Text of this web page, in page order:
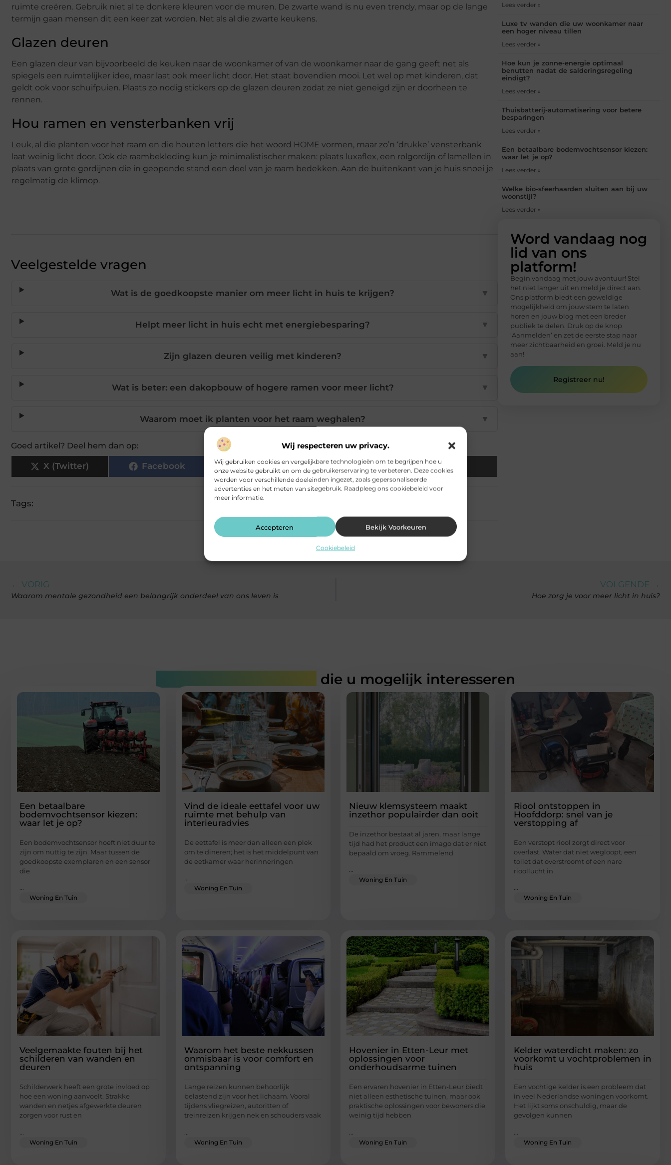
Wij respecteren uw privacy.
Wij gebruiken cookies en vergelijkbare technologieën om te begrijpen hoe u
onze website gebruikt en om de gebruikerservaring te verbeteren. Deze cookies
worden voor verschillende doeleinden ingezet, zoals gepersonaliseerde
advertenties en het meten van sitegebruik. Raadpleeg ons cookiebeleid voor
meer informatie.
Accepteren Bekijk Voorkeuren
Cookiebeleid
ruimte creëren. Gebruik niet al te donkere kleuren voor de muren. De zwarte wand is nu even trendy, maar op de lange
termijn gaan mensen dit een keer zat worden. Net als al die zwarte keukens.
Glazen deuren
Een glazen deur van bijvoorbeeld de keuken naar de woonkamer of van de woonkamer naar de gang geeft net als
spiegels een ruimtelijker idee, maar laat ook meer licht door. Het staat bovendien mooi. Let wel op met kinderen, dat
geldt ook voor schuifpuien. Plaats zo nodig stickers op de glazen deuren zodat ze niet geneigd zijn er doorheen te
rennen.
Hou ramen en vensterbanken vrij
Leuk, al die planten voor het raam en die houten letters die het woord HOME vormen, maar zo’n ‘drukke’ vensterbank
laat weinig licht door. Ook de raambekleding kun je minimalistischer maken: plaats luxaflex, een rolgordijn of lamellen in
plaats van grote gordijnen die in geopende stand een deel van je raam bedekken. Aan de buitenkant van je huis snoei je
regelmatig de klimop.
Veelgestelde vragen
Wat is de goedkoopste manier om meer licht in huis te krijgen? ▼
Helpt meer licht in huis echt met energiebesparing? ▼
Zijn glazen deuren veilig met kinderen? ▼
Wat is beter: een dakopbouw of hogere ramen voor meer licht? ▼
Waarom moet ik planten voor het raam weghalen? ▼
Goed artikel? Deel hem dan op:
X (Twitter) Facebook Pinterest LinkedIn Email
Tags:
Lees verder »
Luxe tv wanden die uw woonkamer naar
een hoger niveau tillen
Lees verder »
Hoe kun je zonne-energie optimaal
benutten nadat de salderingsregeling
eindigt?
Lees verder »
Thuisbatterij-automatisering voor betere
besparingen
Lees verder »
Een betaalbare bodemvochtsensor kiezen:
waar let je op?
Lees verder »
Welke bio-sfeerhaarden sluiten aan bij uw
woonstijl?
Lees verder »
Word vandaag nog
lid van ons
platform!
Begin vandaag met jouw avontuur! Stel
het niet langer uit en meld je direct aan.
Ons platform biedt een geweldige
mogelijkheid om jouw stem te laten
horen en jouw blog met een breder
publiek te delen. Druk op de knop
‘Aanmelden’ en zet de eerste stap naar
meer zichtbaarheid en groei. Meld je nu
aan!
Registreer nu!
← VORIG
Waarom mentale gezondheid een belangrijk onderdeel van ons leven is
VOLGENDE →
Hoe zorg je voor meer licht in huis?
die u mogelijk interesseren
Een betaalbare
bodemvochtsensor kiezen:
waar let je op?
Een bodemvochtsensor hoeft niet duur te
zijn om nuttig te zijn. Maar tussen de
goedkoopste exemplaren en een sensor
die
...
Woning En Tuin
Vind de ideale eettafel voor uw
ruimte met behulp van
interieuradvies
De eettafel is meer dan alleen een plek
om te dineren; het is het middelpunt van
de eetkamer waar herinneringen
...
Woning En Tuin
Nieuw klemsysteem maakt
inzethor populairder dan ooit
De inzethor bestaat al jaren, maar lange
tijd had het product een imago dat er niet
bepaald om vroeg. Rammelend
...
Woning En Tuin
Riool ontstoppen in
Hoofddorp: snel van je
verstopping af
Een verstopt riool zorgt direct voor
overlast. Water dat niet wegloopt, een
toilet dat overstroomt of een nare
rioollucht in
...
Woning En Tuin
Veelgemaakte fouten bij het
schilderen van wanden en
deuren
Schilderwerk heeft een grote invloed op
hoe een woning aanvoelt. Strakke
wanden en netjes afgewerkte deuren
zorgen voor rust en
Woning En Tuin
Waarom het beste nekkussen
onmisbaar is voor comfort en
ontspanning
Lange reizen kunnen behoorlijk
belastend zijn voor het lichaam. Vooral
tijdens vliegreizen, autoritten of
treinreizen krijgen nek en schouders vaak
Woning En Tuin
Hovenier in Etten-Leur met
oplossingen voor
onderhoudsarme tuinen
Een ervaren hovenier in Etten-Leur biedt
niet alleen esthetische tuinen, maar ook
praktische oplossingen voor bewoners die
weinig tijd hebben
Woning En Tuin
Kelder waterdicht maken: zo
voorkomt u vochtproblemen in
huis
Een vochtige kelder is een probleem dat
in veel Nederlandse woningen voorkomt.
Het lijkt soms onschuldig, maar de
gevolgen kunnen
Woning En Tuin